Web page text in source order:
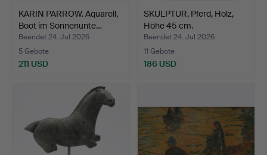
KARIN PARROW. Aquarell,
Boot im Sonnenunte…
Beendet 24. Jul 2026
5 Gebote
211 USD
SKULPTUR, Pferd, Holz,
Höhe 45 cm.
Beendet 24. Jul 2026
11 Gebote
186 USD